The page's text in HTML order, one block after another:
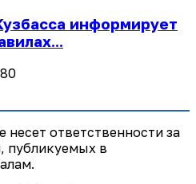
информирует
ответственности за
публикуемых в